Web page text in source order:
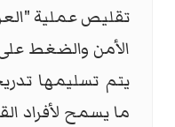
تقليص عملية
الأمن والضغط
يتم تسليمها
ما يسمح لأفراد